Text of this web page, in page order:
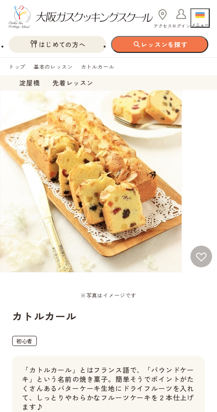
アクセス ログイン メニュー
はじめての方へ レッスンを探す
トップ 基本のレッスン カトルカール
淀屋橋 先着レッスン
※写真はイメージです
カトルカール
初心者
「カトルカール」とはフランス語で、「パウンドケー
キ」という名前の焼き菓子。簡単そうでポイントがた
くさんあるバターケーキ生地にドライフルーツを入れ
て、しっとりやわらかなフルーツケーキを２本仕上げ
ます♪